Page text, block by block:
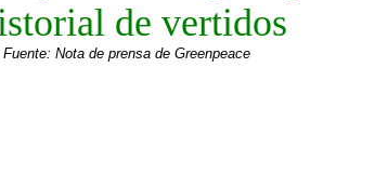
de vertidos
Nota de prensa de Greenpeace